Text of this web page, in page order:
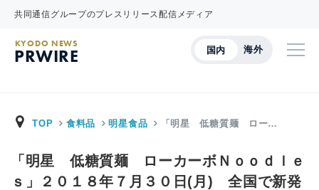
共同通信グループのプレスリリース配信メディア
国内 海外
KYODO NEWS
PRWIRE
TOP 食料品 明星食品 「明星 低糖質麺 ロー…
「明星 低糖質麺 ローカーボＮｏｏｄｌｅ
ｓ」２０１８年７月３０日(月) 全国で新発